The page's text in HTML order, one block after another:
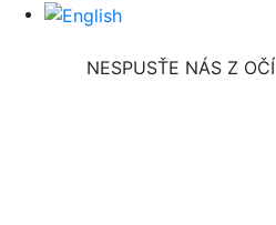
NESPUSŤE NÁS Z OČÍ